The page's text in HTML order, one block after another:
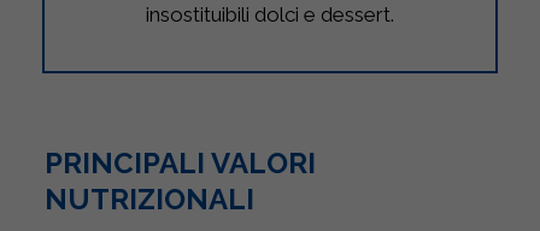
insostituibili dolci e dessert.
PRINCIPALI VALORI
NUTRIZIONALI